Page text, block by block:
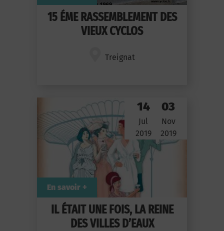
15 ÉME RASSEMBLEMENT DES
VIEUX CYCLOS
Treignat
IL ÉTAIT UNE FOIS, LA REINE
DES VILLES D’EAUX
14
Jul
2019
03
Nov
2019
En savoir +